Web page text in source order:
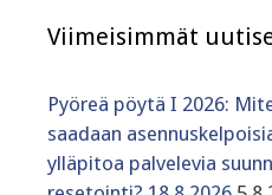
Viimeisimmät
Pyöreä pöytä I 2026:
saadaan
ylläpitoa palvelevia